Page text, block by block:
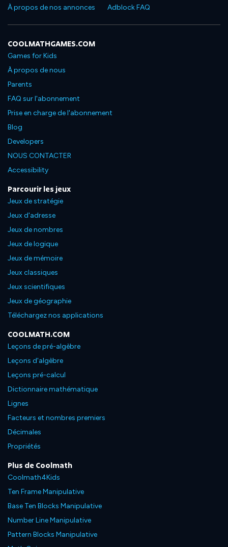
À propos de nos annonces
Adblock FAQ
COOLMATHGAMES.COM
Games for Kids
À propos de nous
Parents
FAQ sur l'abonnement
Prise en charge de l'abonnement
Blog
Developers
NOUS CONTACTER
Accessibility
Parcourir les jeux
Jeux de stratégie
Jeux d'adresse
Jeux de nombres
Jeux de logique
Jeux de mémoire
Jeux classiques
Jeux scientifiques
Jeux de géographie
Téléchargez nos applications
COOLMATH.COM
Leçons de pré-algèbre
Leçons d'algèbre
Leçons pré-calcul
Dictionnaire mathématique
Lignes
Facteurs et nombres premiers
Décimales
Propriétés
Plus de Coolmath
Coolmath4Kids
Ten Frame Manipulative
Base Ten Blocks Manipulative
Number Line Manipulative
Pattern Blocks Manipulative